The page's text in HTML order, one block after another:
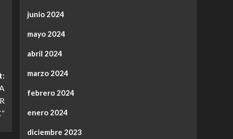
junio 2024
mayo 2024
abril 2024
marzo 2024
febrero 2024
enero 2024
diciembre 2023